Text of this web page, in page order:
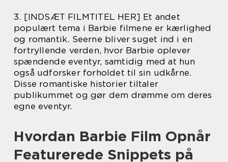
3. [INDSÆT FILMTITEL HER] Et andet
populært tema i Barbie filmene er kærlighed
og romantik. Seerne bliver suget ind i en
fortryllende verden, hvor Barbie oplever
spændende eventyr, samtidig med at hun
også udforsker forholdet til sin udkårne.
Disse romantiske historier tiltaler
publikummet og gør dem drømme om deres
egne eventyr.
Hvordan Barbie Film Opnår
Featurerede Snippets på